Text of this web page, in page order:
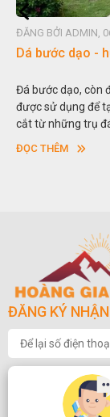
BỞI ADMIN, 06/
bước dạo -
bước dạo, còn
sử dụng để tạo
từ những trụ đá
hoặc hình chữ
THÊM
ĐĂNG KÝ